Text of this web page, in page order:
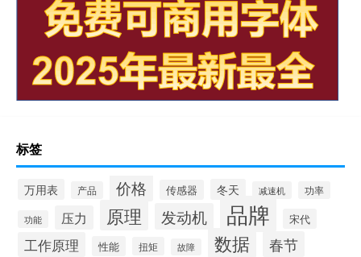
标签
万用表 产品 价格 传感器 冬天 减速机 功率
功能 压力 原理 发动机 品牌 宋代
工作原理 性能 扭矩 故障 数据 春节